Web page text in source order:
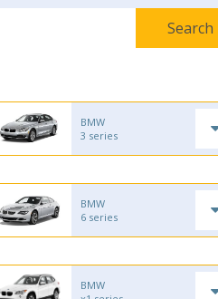
BMW
3 series
BMW
6 series
BMW